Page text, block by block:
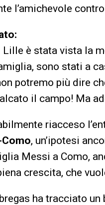
l’amichevole
è stata vista la
sono stati a
potremo più dire
il campo! Ma
riacceso
, un’ipotesi
Messi a Como,
crescita, che
ha tracciato